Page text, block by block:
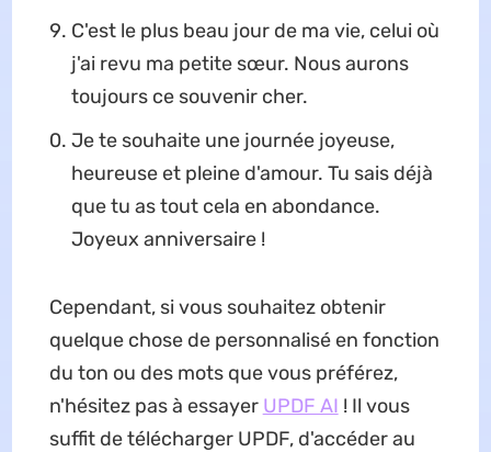
C'est le plus beau jour de ma vie, celui où
j'ai revu ma petite sœur. Nous aurons
toujours ce souvenir cher.
Je te souhaite une journée joyeuse,
heureuse et pleine d'amour. Tu sais déjà
que tu as tout cela en abondance.
Joyeux anniversaire !
Cependant, si vous souhaitez obtenir
quelque chose de personnalisé en fonction
du ton ou des mots que vous préférez,
n'hésitez pas à essayer UPDF AI ! Il vous
suffit de télécharger UPDF, d'accéder au